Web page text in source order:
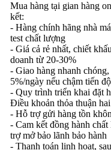
Mua hàng tại gian hàng
kết:
- Hàng chính hãng nhà
test chất lượng
- Giá cả rẻ nhất, chiết
doanh từ 20-30%
- Giao hàng nhanh
5%/ngày nếu chậm tiến độ
- Quy trình triển khai đặt
Điều khoản thỏa thuận
- Hỗ trợ gửi hàng tồn
- Cam kết đồng hành
trợ mở bảo lãnh bảo hành
- Thanh toán linh hoạt,